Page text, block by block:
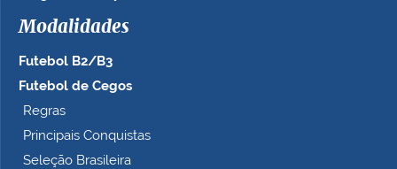
o
o
m
e
t
Modalidades
Futebol B2/B3
Futebol de Cegos
Regras
Principais Conquistas
Seleção Brasileira